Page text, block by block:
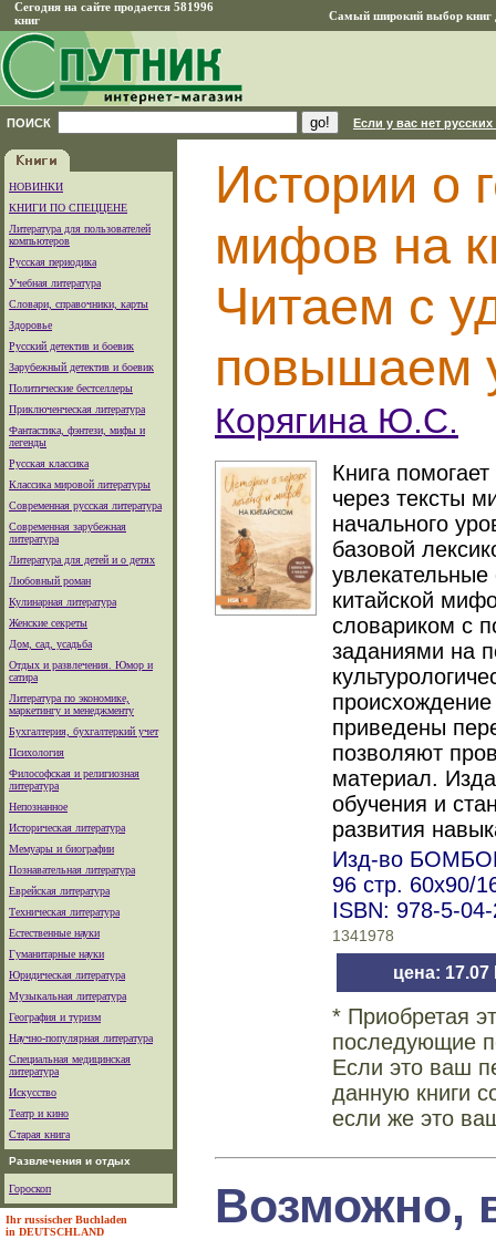
Сегодня на сайте продается 581996
книг
Самый широкий выбор книг
ПОИСК Если у вас нет
НОВИНКИ
КНИГИ ПО СПЕЦЦЕНЕ
Литература для пользователей
компьютеров
Русская периодика
Учебная литература
Словари, справочники, карты
Здоровье
Русский детектив и боевик
Зарубежный детектив и боевик
Политические бестселлеры
Приключенческая литература
Фантастика, фэнтези, мифы и
легенды
Русская классика
Классика мировой литературы
Современная русская литература
Современная зарубежная
литература
Литература для детей и о детях
Любовный роман
Кулинарная литература
Женские секреты
Дом, сад, усадьба
Отдых и развлечения. Юмор и
сатира
Литература по экономике,
маркетингу и менеджменту
Бухгалтерия, бухгалтеркий учет
Психология
Философская и религиозная
литература
Непознанное
Историческая литература
Мемуары и биографии
Познавательная литература
Еврейская литература
Техническая литература
Естественные науки
Гуманитарные науки
Юридическая литература
Музыкальная литература
География и туризм
Научно-популярная литература
Специальная медицинская
литература
Искусство
Театр и кино
Старая книга
Развлечения и отдых
Гороскоп
Ihr russischer Buchladen
in DEUTSCHLAND
Истории о
мифов на
Читаем с
повышаем
Корягина Ю.С.
Книга
через тексты
начального
базовой
китайской
словариком с
заданиями на
приведены
позволяют
материал.
обучения и
развития
Изд-во
96 стр. 60x90/
ISBN: 978-5-
1341978
цена: 17.07
* Приобретая
последующие
Если это ваш
данную книги
если же это
Возможно,